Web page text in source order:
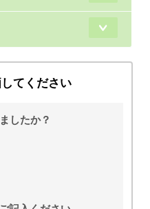
てください
したか？